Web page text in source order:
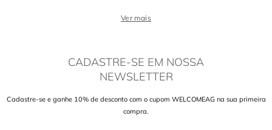
Ver mais
CADASTRE-SE EM NOSSA
NEWSLETTER
Cadastre-se e ganhe 10% de desconto com o cupom WELCOMEAG na sua primeira
compra.